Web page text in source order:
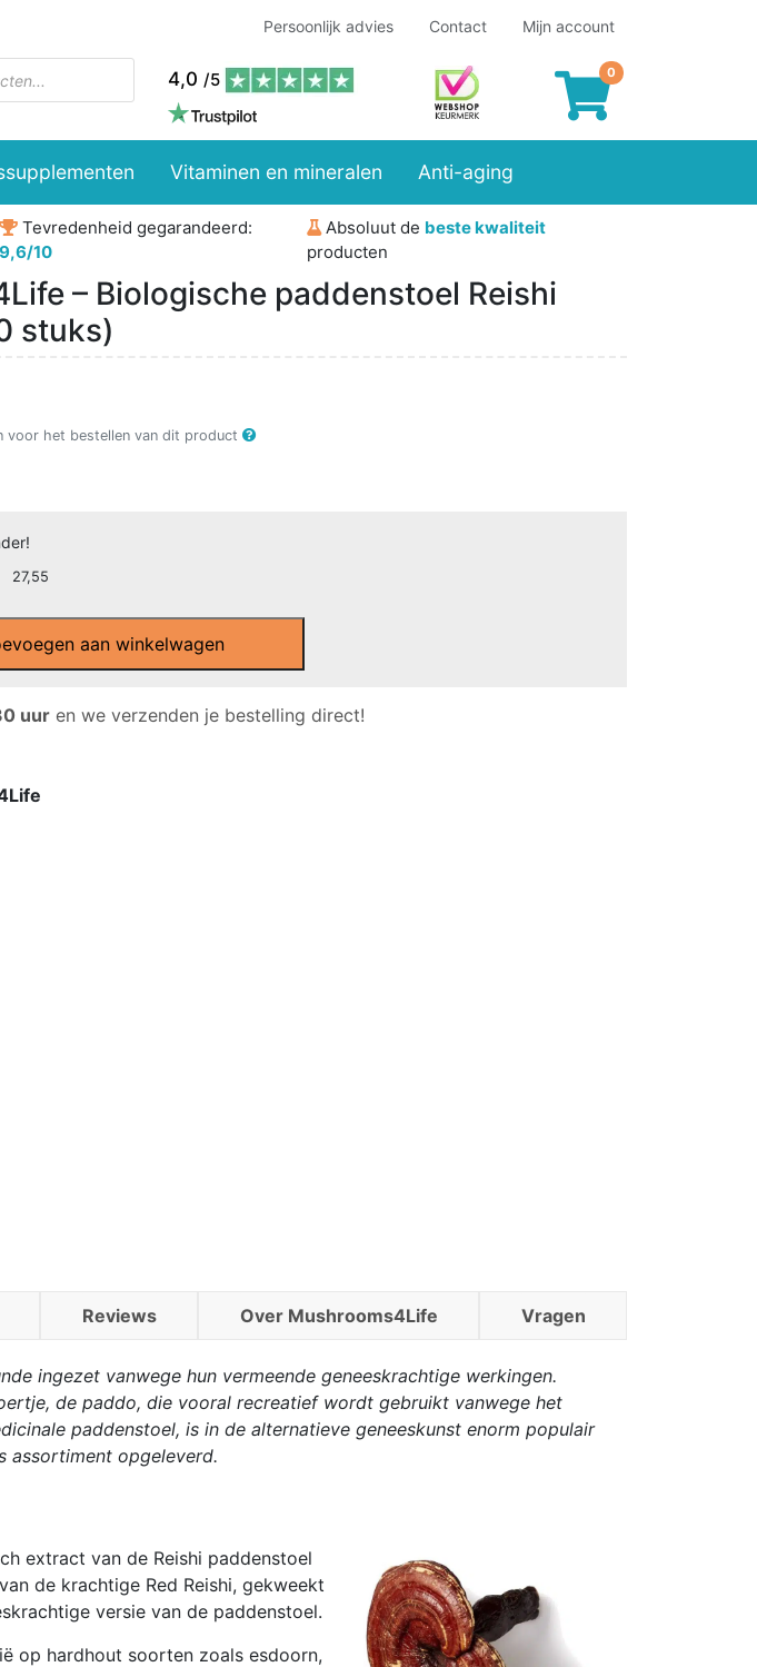
Persoonlijk advies Contact Mijn account
4,0 /5
Vitaminen en mineralen Anti-aging
Tevredenheid gegarandeerd:
9,6/10
Absoluut de beste kwaliteit
producten
– Biologische paddenstoel Reishi
stuks)
voor het bestellen van dit product
27,55
aan winkelwagen
uuren we verzenden je bestelling direct!
Reviews Over Mushrooms4Life Vragen
ingezet vanwege hun vermeende geneeskrachtige werkingen.
de paddo, die vooral recreatief wordt gebruikt vanwege het
paddenstoel, is in de alternatieve geneeskunst enorm populair
assortiment opgeleverd.
extract van de Reishi paddenstoel
de krachtige Red Reishi, gekweekt
versie van de paddenstoel.
op hardhout soorten zoals esdoorn,